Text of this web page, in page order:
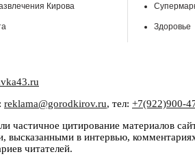
Кирова
Здоровье
reklama@gorodkirov.ru, тел: +7(922)900-
частичное цитирование материалов
высказанными в интервью,
читателей.